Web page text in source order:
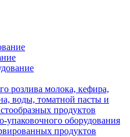
розлива молока, кефира,
воды, томатной пасты и
продуктов
упаковочного оборудования
продуктов